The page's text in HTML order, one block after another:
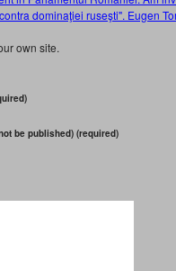
dominaţiei ruseşti". Eugen
own site.
be published) (required)